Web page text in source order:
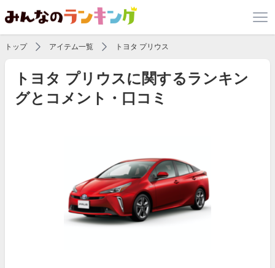
トップ アイテム一覧 トヨタ プリウス
トヨタ プリウスに関するランキン
グとコメント・口コミ